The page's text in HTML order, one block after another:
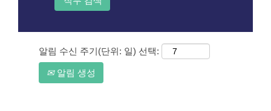
알림 수신 주기(단위: 일) 선택:
알림 생성